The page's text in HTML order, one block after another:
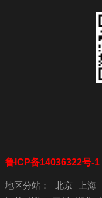
鲁ICP备14036322号-1
地区分站： 北京 上海